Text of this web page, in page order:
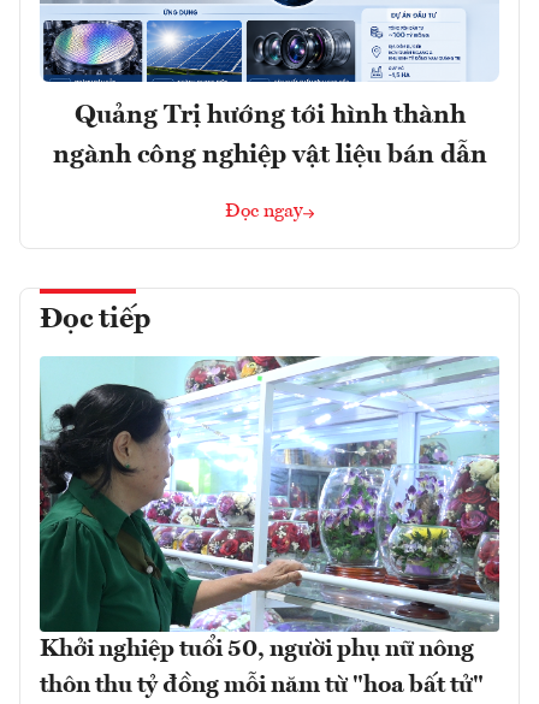
Quảng Trị hướng tới hình thành
ngành công nghiệp vật liệu bán dẫn
Đọc ngay
Đọc tiếp
Khởi nghiệp tuổi 50, người phụ nữ nông
thôn thu tỷ đồng mỗi năm từ "hoa bất tử"